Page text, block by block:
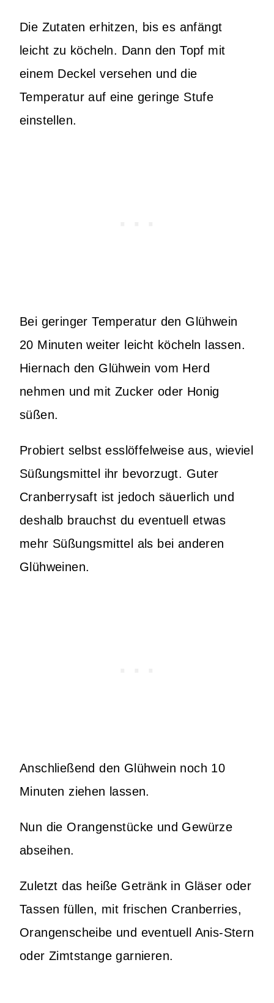
Die Zutaten erhitzen, bis es anfängt
leicht zu köcheln. Dann den Topf mit
einem Deckel versehen und die
Temperatur auf eine geringe Stufe
einstellen.
Bei geringer Temperatur den Glühwein
20 Minuten weiter leicht köcheln lassen.
Hiernach den Glühwein vom Herd
nehmen und mit Zucker oder Honig
süßen.
Probiert selbst esslöffelweise aus, wieviel
Süßungsmittel ihr bevorzugt. Guter
Cranberrysaft ist jedoch säuerlich und
deshalb brauchst du eventuell etwas
mehr Süßungsmittel als bei anderen
Glühweinen.
Anschließend den Glühwein noch 10
Minuten ziehen lassen.
Nun die Orangenstücke und Gewürze
abseihen.
Zuletzt das heiße Getränk in Gläser oder
Tassen füllen, mit frischen Cranberries,
Orangenscheibe und eventuell Anis-Stern
oder Zimtstange garnieren.